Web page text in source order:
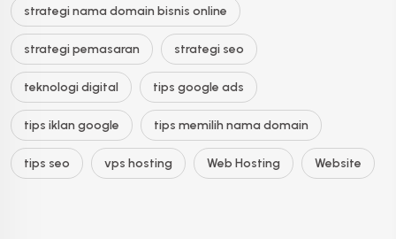
strategi nama domain bisnis online
strategi pemasaran strategi seo
teknologi digital tips google ads
tips iklan google tips memilih nama domain
tips seo vps hosting Web Hosting Website